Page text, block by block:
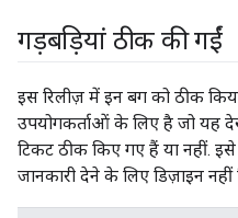
गड़बड़ियां ठीक की गईं
इस रिलीज़ में इन बग को ठीक
उपयोगकर्ताओं के लिए है जो यह
टिकट ठीक किए गए हैं या नहीं.
जानकारी देने के लिए डिज़ाइन नहीं